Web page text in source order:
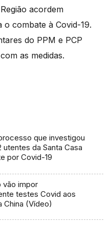
acordem
o combate à Covid-19.
do PPM e PCP
as medidas.
que investigou
utentes da Santa Casa
por Covid-19
vão impor
testes Covid aos
China (Vídeo)